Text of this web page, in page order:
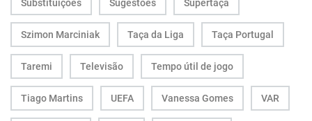
Substituições Sugestões Supertaça
Szimon Marciniak Taça da Liga Taça Portugal
Taremi Televisão Tempo útil de jogo
Tiago Martins UEFA Vanessa Gomes VAR